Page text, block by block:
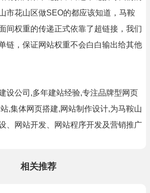
市花山区做SEO的都应该知道，马鞍
间权重的传递正式依靠了超链接，我们
链，保证网站权重不会白白输出给其他
设公司,多年建站经验,专注品牌型网页
,集体网页搭建,网站制作设计,为马鞍山
、网站开发、网站程序开发及营销推广
相关推荐